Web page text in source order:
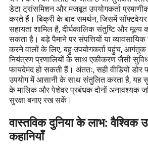
डेटा ट्रांसमिशन और मजबूत उपयोगकर्ता
करते हैं। बिक्री के बाद समर्थन, जिसमें
सहायता शामिल है, दीर्घकालिक संतुष्टि और मूल्य
सकता है। बड़े पैमाने पर संपत्तियों या
करने वालों के लिए, बहु-उपयोगकर्ता पहुंच,
नियंत्रण प्रणालियों के साथ एकीकरण जैसी
फायदेमंद हो सकती हैं। अंततः, सही वीडियो
उपयोग में आसानी के साथ संतुलित करता है, यह
के मालिक और पेशेवर प्रबंधक दोनों अनावश्यक
सुरक्षा बनाए रख सकें।
वास्तविक दुनिया के लाभ: वैश्विक
कहानियाँ